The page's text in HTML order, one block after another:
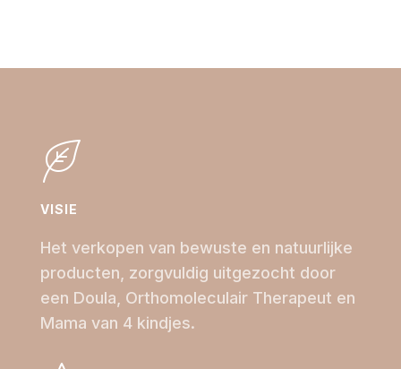
VISIE
Het verkopen van bewuste en natuurlijke
producten, zorgvuldig uitgezocht door
een Doula, Orthomoleculair Therapeut en
Mama van 4 kindjes.